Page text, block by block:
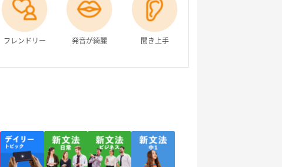
フレンドリー 発音が綺麗 聞き上手